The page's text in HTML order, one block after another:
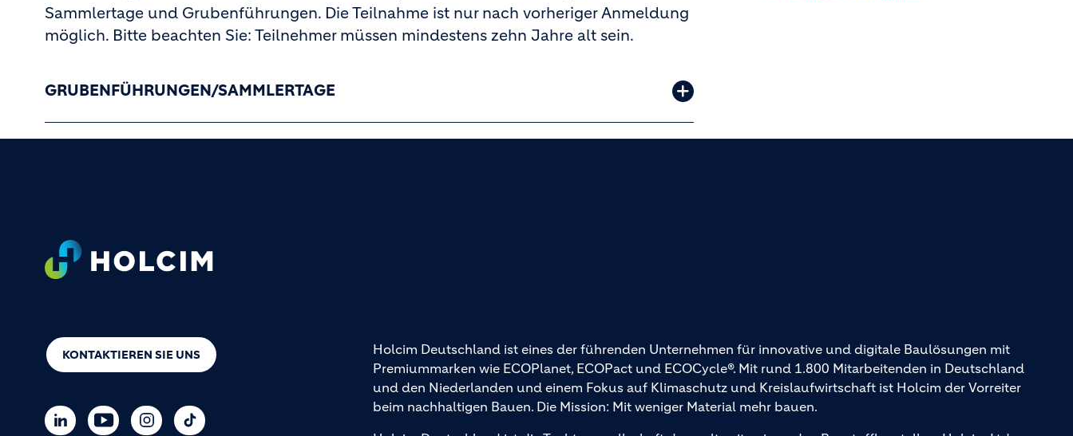
Sammlertage und Grubenführungen. Die Teilnahme ist nur nach vorheriger Anmeldung
möglich. Bitte beachten Sie: Teilnehmer müssen mindestens zehn Jahre alt sein.
GRUBENFÜHRUNGEN/SAMMLERTAGE
KONTAKTIEREN SIE UNS
Holcim Deutschland ist eines der führenden Unternehmen für innovative und digitale Baulösungen mit
Premiummarken wie ECOPlanet, ECOPact und ECOCycle®. Mit rund 1.800 Mitarbeitenden in Deutschland
und den Niederlanden und einem Fokus auf Klimaschutz und Kreislaufwirtschaft ist Holcim der Vorreiter
beim nachhaltigen Bauen. Die Mission: Mit weniger Material mehr bauen.